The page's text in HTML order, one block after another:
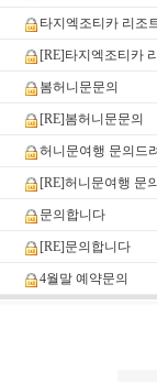
타지엑조티카 리조
[RE]타지엑조티카
봄허니문문의
[RE]봄허니문문의
허니문여행 문의드
[RE]허니문여행 문
문의합니다
[RE]문의합니다
4월말 예약문의